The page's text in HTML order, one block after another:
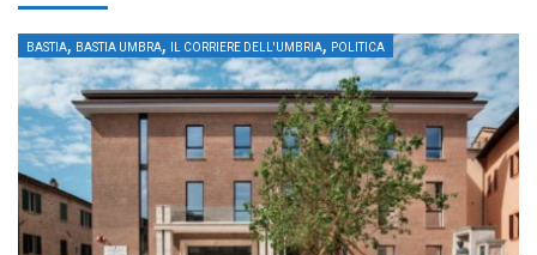
BASTIA, BASTIA UMBRA, IL CORRIERE DELL'UMBRIA, POLITICA